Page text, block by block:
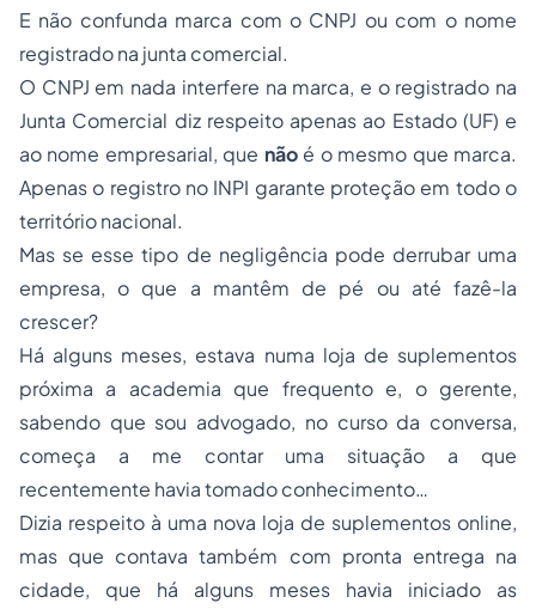
E não confunda marca com o CNPJ ou com o nome
registrado na junta comercial.
O CNPJ em nada interfere na marca, e o registrado na
Junta Comercial diz respeito apenas ao Estado (UF) e
ao nome empresarial, que não é o mesmo que marca.
Apenas o registro no INPI garante proteção em todo o
território nacional.
Mas se esse tipo de negligência pode derrubar uma
empresa, o que a mantêm de pé ou até fazê-la
crescer?
Há alguns meses, estava numa loja de suplementos
próxima a academia que frequento e, o gerente,
sabendo que sou advogado, no curso da conversa,
começa a me contar uma situação a que
recentemente havia tomado conhecimento…
Dizia respeito à uma nova loja de suplementos online,
mas que contava também com pronta entrega na
cidade, que há alguns meses havia iniciado as